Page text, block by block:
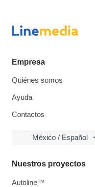
Empresa
Quiénes somos
Ayuda
Contactos
México / Español
Nuestros proyectos
Autoline™